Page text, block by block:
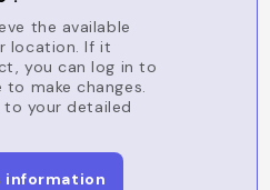
the available
location. If it
you can log in to
make changes.
to your detailed
information